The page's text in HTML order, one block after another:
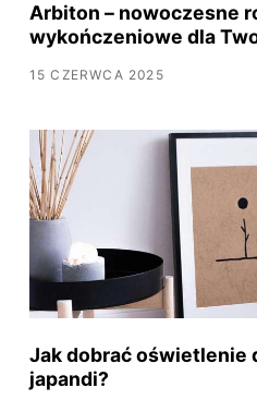
Arbiton – nowoczesne
wykończeniowe dla
15 CZERWCA 2025
Jak dobrać oświetlenie
japandi?